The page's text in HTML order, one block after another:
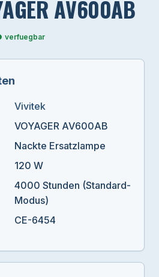
AV600AB
verfuegbar
Vivitek
VOYAGER AV600AB
Nackte Ersatzlampe
120 W
4000 Stunden (Standard-
Modus)
CE-6454